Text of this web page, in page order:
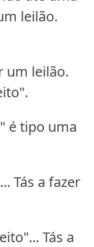
leilão.
um leilão.
é tipo uma
Tás a fazer
Tás a